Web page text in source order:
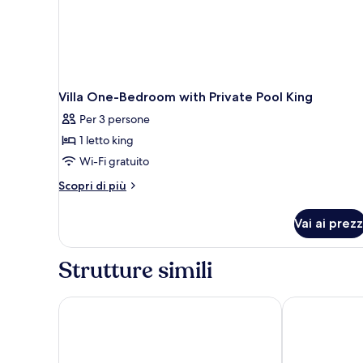
Villa One-Bedroom with Private Pool King
Per 3 persone
1 letto king
Wi-Fi gratuito
Scopri di più
Altri
One-
with
Pool
Vai ai
Strutture simili
The St. Regis Marsa Arabia Island, The Pearl Qatar
Four